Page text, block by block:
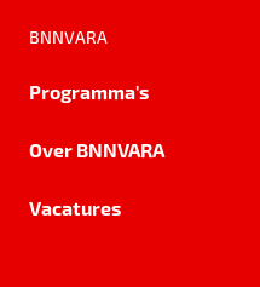
BNNVARA
Programma's
Over BNNVARA
Vacatures